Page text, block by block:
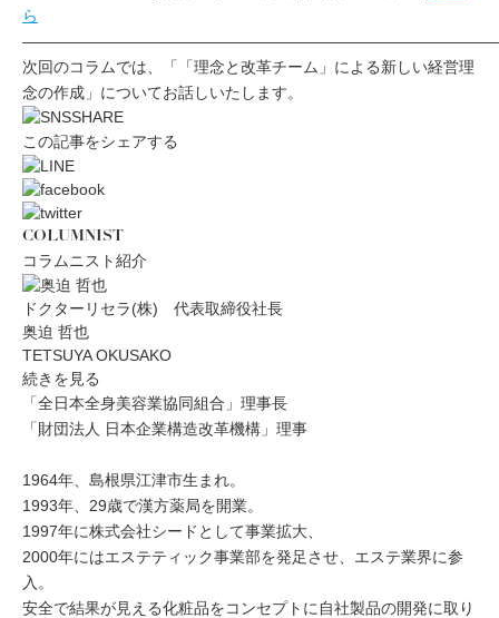
ら
次回のコラムでは、「「理念と改革チーム」による新しい経営理
念の作成」についてお話しいたします。
この記事をシェアする
COLUMNIST
コラムニスト紹介
ドクターリセラ(株) 代表取締役社長
奥迫 哲也
TETSUYA OKUSAKO
続きを見る
「全日本全身美容業協同組合」理事長
「財団法人 日本企業構造改革機構」理事
1964年、島根県江津市生まれ。
1993年、29歳で漢方薬局を開業。
1997年に株式会社シードとして事業拡大、
2000年にはエステティック事業部を発足させ、エステ業界に参
入。
安全で結果が見える化粧品をコンセプトに自社製品の開発に取り